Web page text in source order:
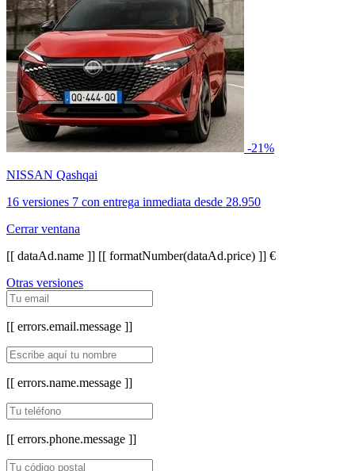
-21%
NISSAN Qashqai
16 versiones 7 con entrega inmediata desde 28.950
Cerrar ventana
[[ dataAd.name ]] [[ formatNumber(dataAd.price) ]] €
Otras versiones
[[ errors.email.message ]]
[[ errors.name.message ]]
[[ errors.phone.message ]]